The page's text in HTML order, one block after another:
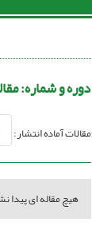
دوره و شماره:
مقالات آماده انتشار:
هیچ مقاله ای پیدا